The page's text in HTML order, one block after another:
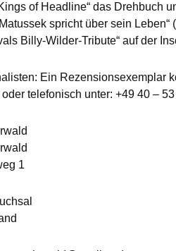
of Headline“ das Drehbuch
spricht über sein
Billy-Wilder-Tribute“ auf der
Ein Rezensionsexemplar
telefonisch unter: +49 40 –
1